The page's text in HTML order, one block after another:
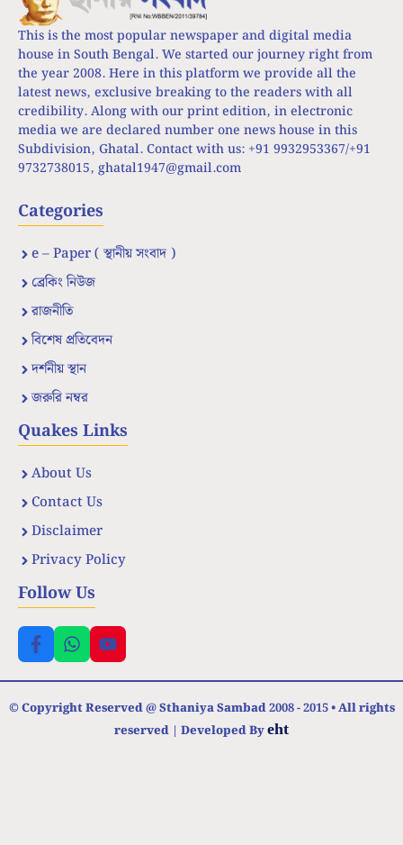
This is the most popular newspaper and digital media
house in South Bengal. We started our journey right from
the year 2008. Here in this platform we provide all the
latest news, exclusive breaking to the readers with all
credibility. Along with our print edition, in electronic
media we are declared number one news house in this
Subdivision, Ghatal. Contact with us: +91 9932953367/+91
9732738015, ghatal1947@gmail.com
Categories
e – Paper ( স্থানীয় সংবাদ )
ব্রেকিং নিউজ
রাজনীতি
বিশেষ প্রতিবেদন
দর্শনীয় স্থান
জরুরি নম্বর
Quakes Links
About Us
Contact Us
Disclaimer
Privacy Policy
Follow Us
© Copyright Reserved @ Sthaniya Sambad 2008 - 2015 • All rights
reserved | Developed Byeht